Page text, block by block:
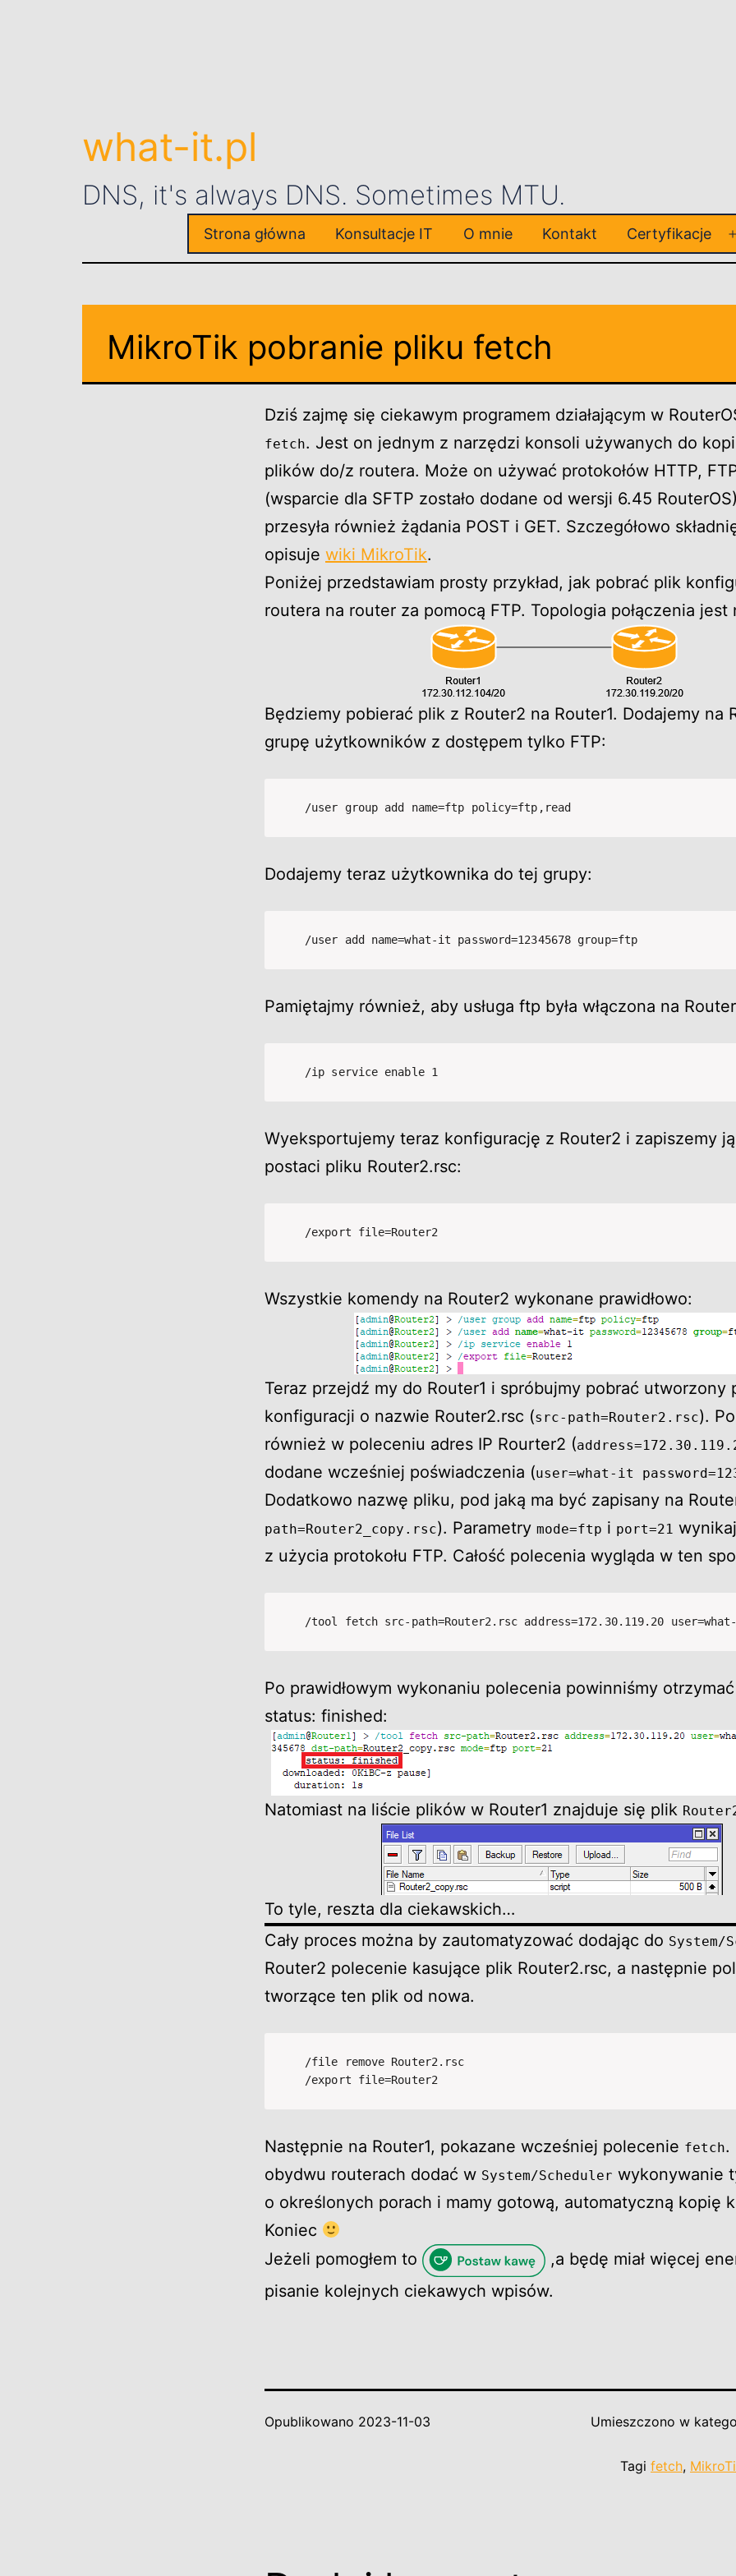
what-it.pl
DNS, it's always DNS. Sometimes MTU.
Strona główna Konsultacje IT O mnie Kontakt Certyfikacje
MikroTik pobranie pliku fetch
Dziś zajmę się ciekawym programem działającym w
fetch. Jest on jednym z narzędzi konsoli używanych do
plików do/z routera. Może on używać protokołów HTTP,
(wsparcie dla SFTP zostało dodane od wersji 6.45
przesyła również żądania POST i GET. Szczegółowo
opisuje wiki MikroTik.
Poniżej przedstawiam prosty przykład, jak pobrać plik
routera na router za pomocą FTP. Topologia połączenia jest
Będziemy pobierać plik z Router2 na Router1. Dodajemy na
grupę użytkowników z dostępem tylko FTP:
/user group add name=ftp policy=ftp,read
Dodajemy teraz użytkownika do tej grupy:
/user add name=what-it password=12345678 group=ftp
Pamiętajmy również, aby usługa ftp była włączona na
/ip service enable 1
Wyeksportujemy teraz konfigurację z Router2 i zapiszemy
postaci pliku Router2.rsc:
/export file=Router2
Wszystkie komendy na Router2 wykonane prawidłowo:
Teraz przejdź my do Router1 i spróbujmy pobrać utworzony
konfiguracji o nazwie Router2.rsc (src-path=Router2.rsc).
również w poleceniu adres IP Rourter2 (
dodane wcześniej poświadczenia (user=what-it
Dodatkowo nazwę pliku, pod jaką ma być zapisany na
path=Router2_copy.rsc). Parametry mode=ftp i port=21
z użycia protokołu FTP. Całość polecenia wygląda w ten
/tool fetch src-path=Router2.rsc address=172.30.119.20
Po prawidłowym wykonaniu polecenia powinniśmy
status: finished:
Natomiast na liście plików w Router1 znajduje się plik
To tyle, reszta dla ciekawskich…
Cały proces można by zautomatyzować dodając do System/
Router2 polecenie kasujące plik Router2.rsc, a następnie
tworzące ten plik od nowa.
/file remove Router2.rsc
/export file=Router2
Następnie na Router1, pokazane wcześniej polecenie fetch.
obydwu routerach dodać w System/Scheduler wykonywanie
o określonych porach i mamy gotową, automatyczną kopię
Koniec
Jeżeli pomogłem to
,a będę miał więcej
pisanie kolejnych ciekawych wpisów.
Opublikowano 2023-11-03 Umieszczono w
Tagi fetch,